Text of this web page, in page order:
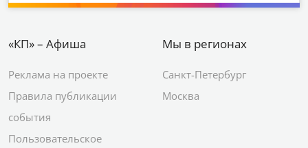
«КП» – Афиша
Реклама на проекте
Правила публикации
события
Пользовательское
Мы в регионах
Санкт-Петербург
Москва